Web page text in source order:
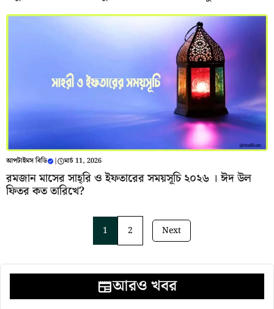
আপটাইমস বিডি | মার্চ 11, 2026
রমজান মাসের সাহ্‌রি ও ইফতারের সময়সূচি ২০২৬ । ঈদ উল
ফিতর কত তারিখে?
1 2 Next
আরও খবর